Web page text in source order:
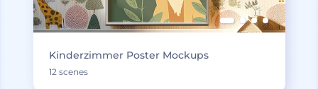
Kinderzimmer Poster Mockups
12 scenes